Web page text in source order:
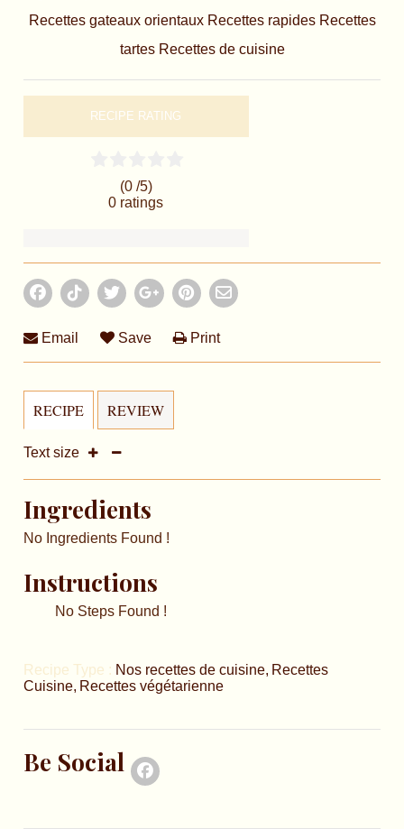
Recettes gateaux orientaux Recettes rapides Recettes
tartes Recettes de cuisine
RECIPE RATING
(0 /5)
0 ratings
Email Save Print
RECIPE REVIEW
Text size
Ingredients
No Ingredients Found !
Instructions
No Steps Found !
Recipe Type : Nos recettes de cuisine Recettes
Cuisine Recettes végétarienne
Be Social